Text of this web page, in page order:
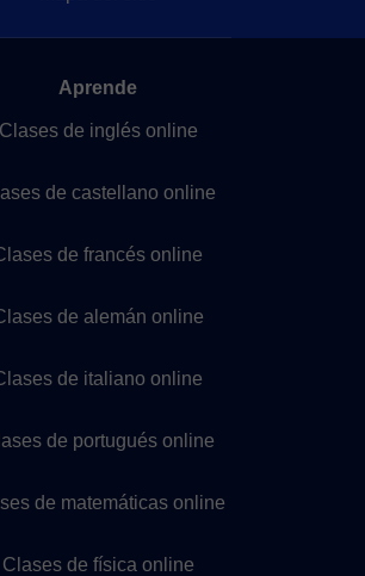
Aprende
Clases de inglés online
de castellano online
de francés online
de alemán online
de italiano online
de portugués online
de matemáticas online
Clases de física online